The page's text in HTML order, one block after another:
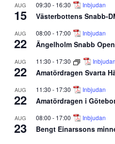
AUG
15
09:30 - 16:30 Inbjudan
Västerbottens Snabb-
AUG
22
08:00 - 17:00 Inbjudan
Ängelholm Snabb Open
AUG
22
11:30 - 17:30 Inbjudan
Amatördragen Svarta
AUG
22
11:30 - 17:30 Inbjudan
Amatördragen i
AUG
23
08:00 - 17:00 Inbjudan
Bengt Einarssons